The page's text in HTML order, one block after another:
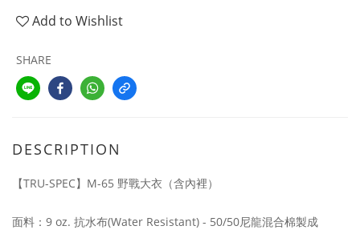
Add to Wishlist
SHARE
DESCRIPTION
【TRU-SPEC】M-65 野戰大衣（含內裡）
面料：9 oz. 抗水布(Water Resistant) - 50/50尼龍混合棉製成